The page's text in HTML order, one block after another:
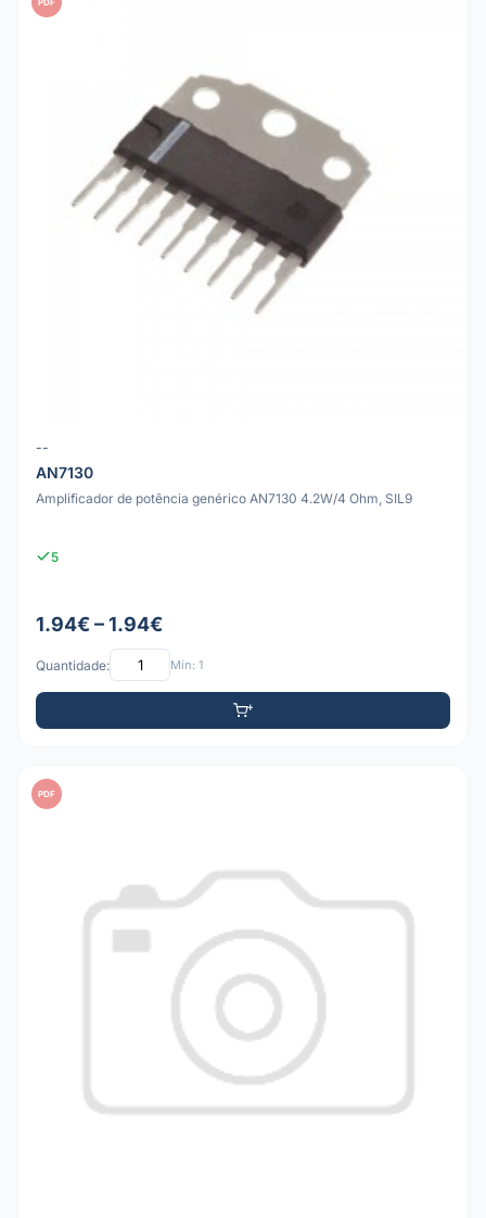
PDF
--
AN7130
Amplificador de potência genérico AN7130 4.2W/4 Ohm, SIL9
5
1.94€ – 1.94€
Quantidade: Mín: 1
PDF